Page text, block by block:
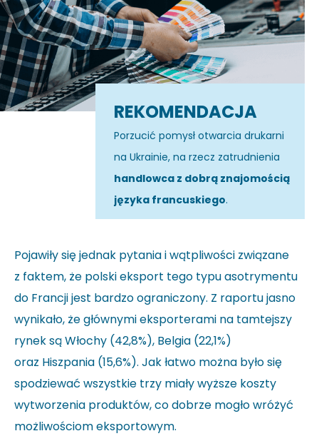
REKOMENDACJA
Porzucić pomysł otwarcia drukarni
na Ukrainie, na rzecz zatrudnienia
handlowca z dobrą znajomością
języka francuskiego.
Pojawiły się jednak pytania i wątpliwości związane
z faktem, że polski eksport tego typu asotrymentu
do Francji jest bardzo ograniczony. Z raportu jasno
wynikało, że głównymi eksporterami na tamtejszy
rynek są Włochy (42,8%), Belgia (22,1%)
oraz Hiszpania (15,6%). Jak łatwo można było się
spodziewać wszystkie trzy miały wyższe koszty
wytworzenia produktów, co dobrze mogło wróżyć
możliwościom eksportowym.